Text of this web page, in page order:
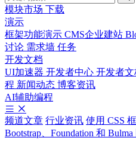
模块市场 下载
演示
框架功能演示 CMS企业建站
讨论 需求墙 任务
开发文档
UI加速器 开发者中心 开发者文
程 新闻动态 博客资讯
AI辅助编程
频道文章 行业资讯 使用 CSS
Bootstrap、Foundation 和